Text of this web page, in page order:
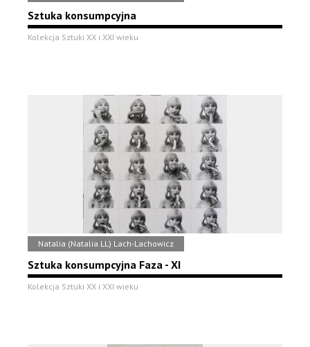
Sztuka konsumpcyjna
Kolekcja Sztuki XX i XXI wieku
Natalia (Natalia LL) Lach-Lachowicz
Sztuka konsumpcyjna Faza - XI
Kolekcja Sztuki XX i XXI wieku